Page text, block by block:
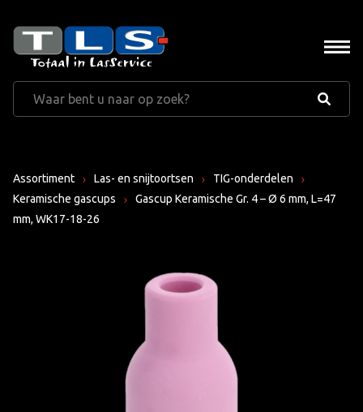
Assortiment Las- en snijtoortsen
TIG-onderdelen
Keramische gascups
Gascup Keramische Gr. 4 – Ø 6 mm, L=47
mm, WK17-18-26